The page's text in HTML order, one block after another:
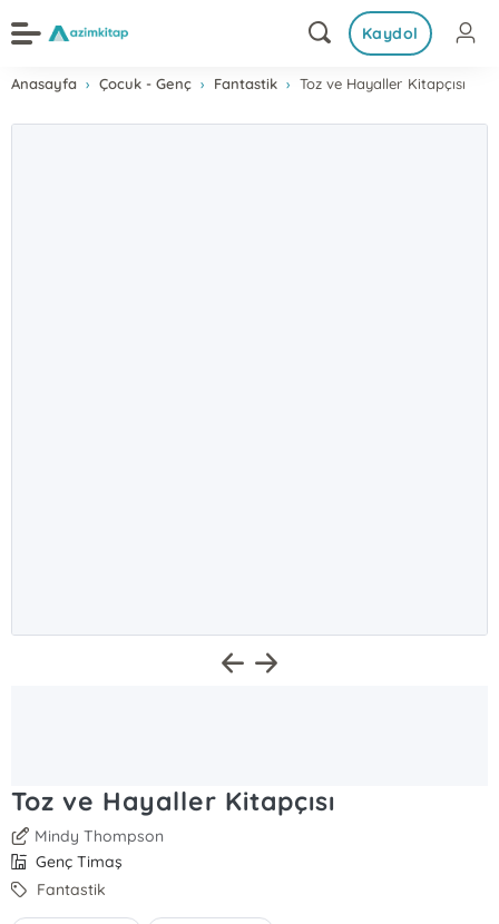
Kaydol
Anasayfa Çocuk - Genç Fantastik Toz ve Hayaller Kitapçısı
Toz ve Hayaller Kitapçısı
Mindy Thompson
Genç Timaş
Fantastik